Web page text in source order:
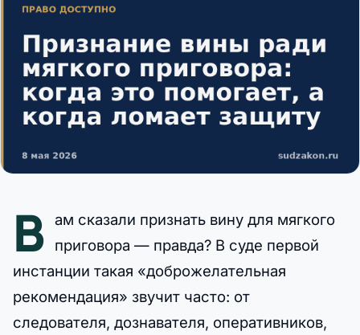
В ам сказали признать вину для мягкого
приговора — правда? В суде первой
инстанции такая «доброжелательная
рекомендация» звучит часто: от
следователя, дознавателя, оперативников,